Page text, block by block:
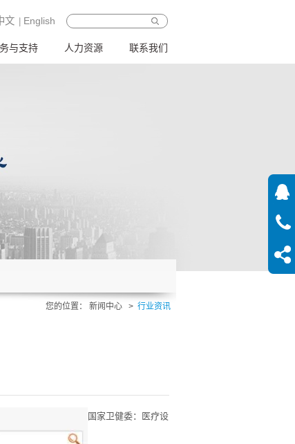
文 English
与支持 人力资源 联系我们
您的位置： 新闻中心 > 行业资讯
国家卫健委：医疗设